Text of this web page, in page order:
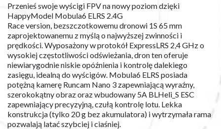
Przenieś swoje wyścigi FPV na nowy poziom dzięki
HappyModel Mobula6 ELRS 2.4G
Race version, bezszczotkowemu dronowi 1S 65 mm
zaprojektowanemu z myślą o najwyższej zwinności i
prędkości. Wyposażony w protokół ExpressLRS 2,4 GHz o
wysokiej częstotliwości odświeżania, dron ten oferuje
niewiarygodnie niskie opóźnienia i kontrolę dalekiego
zasięgu, idealną do wyścigów. Mobula6 ELRS posiada
potężną kamerę Runcam Nano 3 zapewniającą wyraźny,
szerokokątny obraz oraz wbudowany 5A BLHeli_S ESC
zapewniający precyzyjną, czułą kontrolę lotu. Lekka
konstrukcja (tylko 20 g bez akumulatora) i wytrzymała rama
pozwalają latać szybciej i ciaśniej.